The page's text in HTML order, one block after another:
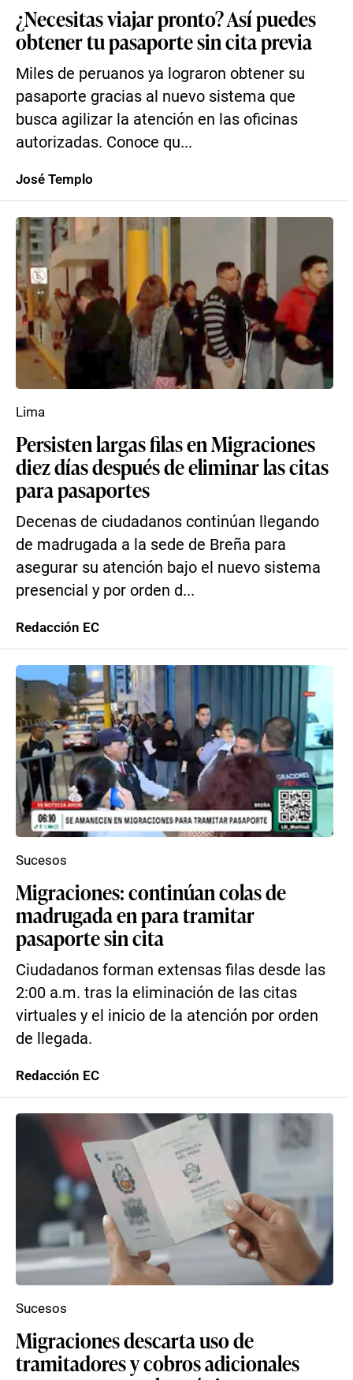
¿Necesitas viajar pronto? Así puedes
obtener tu pasaporte sin cita previa
Miles de peruanos ya lograron obtener su
pasaporte gracias al nuevo sistema que
busca agilizar la atención en las oficinas
autorizadas. Conoce qu...
José Templo
Persisten largas filas en Migraciones
diez días después de eliminar las citas
para pasaportes
Decenas de ciudadanos continúan llegando
de madrugada a la sede de Breña para
asegurar su atención bajo el nuevo sistema
presencial y por orden d...
Lima
Redacción EC
Migraciones: continúan colas de
madrugada en para tramitar
pasaporte sin cita
Ciudadanos forman extensas filas desde las
2:00 a.m. tras la eliminación de las citas
virtuales y el inicio de la atención por orden
de llegada.
Sucesos
Redacción EC
Migraciones descarta uso de
tramitadores y cobros adicionales
Sucesos